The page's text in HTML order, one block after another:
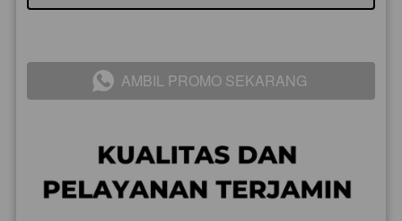
` AMBIL PROMO SEKARANG